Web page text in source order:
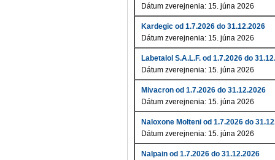
Dátum zverejnenia: 15. júna 2026
Kardegic od 1.7.2026 do 31.12.2026
Dátum zverejnenia: 15. júna 2026
Labetalol S.A.L.F. od 1.7.2026 do
Dátum zverejnenia: 15. júna 2026
Mivacron od 1.7.2026 do 31.12.2026
Dátum zverejnenia: 15. júna 2026
Naloxone Molteni od 1.7.2026 do
Dátum zverejnenia: 15. júna 2026
Nalpain od 1.7.2026 do 31.12.2026